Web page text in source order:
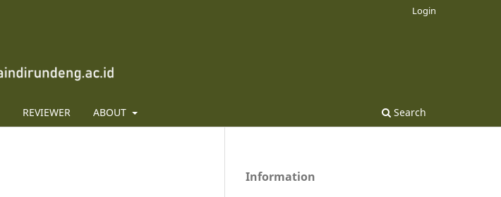
REVIEWER ABOUT Search
Login
Information